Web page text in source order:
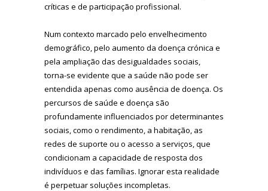
críticas e de participação profissional.
Num contexto marcado pelo envelhecimento
demográfico, pelo aumento da doença crónica e
pela ampliação das desigualdades sociais,
torna-se evidente que a saúde não pode ser
entendida apenas como ausência de doença. Os
percursos de saúde e doença são
profundamente influenciados por determinantes
sociais, como o rendimento, a habitação, as
redes de suporte ou o acesso a serviços, que
condicionam a capacidade de resposta dos
indivíduos e das famílias. Ignorar esta realidade
é perpetuar soluções incompletas.